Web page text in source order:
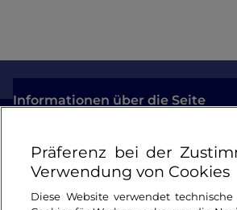
Informationen über die Seite
Nützliche Links
Login
Präferenz bei der
Verwendung von Cookies
Diese Website verwendet